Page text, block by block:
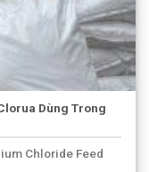
Dùng Trong
Chloride Feed